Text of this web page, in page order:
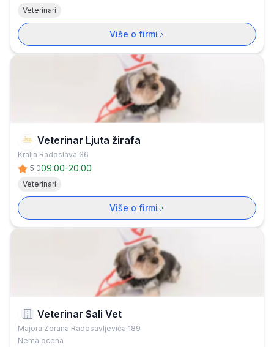
Veterinari
Više o firmi
Veterinar Ljuta žirafa
Kralja Radoslava 36
5.009:00-20:00
Veterinari
Više o firmi
Veterinar Sali Vet
Majora Zorana Radosavljevića 189
Nema ocena